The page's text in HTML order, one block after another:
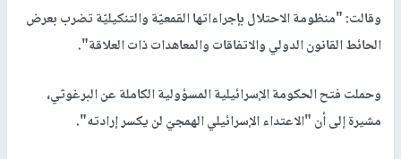
وقالت: "منظومة الاحتلال بإجراءاتها القمعيّة والتنكيليّة تضرب بعرض
الحائط القانون الدولي والاتفاقات والمعاهدات ذات العلاقة".
وحملت فتح الحكومة الإسرائيلية المسؤولية الكاملة عن البرغوثي،
مشيرة إلى أن "الاعتداء الإسرائيلي الهمجيّ لن يكسر إرادته".